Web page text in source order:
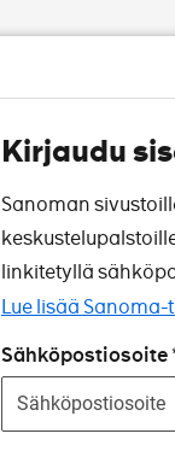
Kirjaudu
Sanoman
linkitetyllä
Lue lisää Sanoma-
Sähköpostiosoite